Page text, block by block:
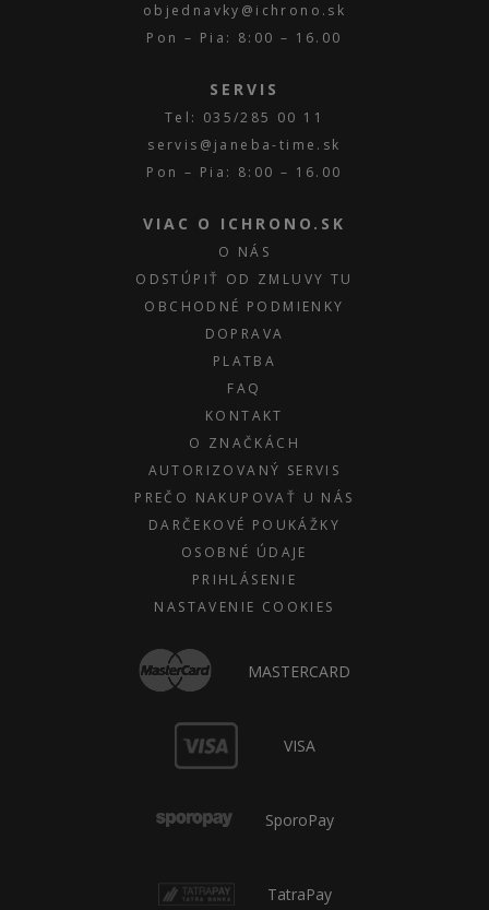
objednavky@ichrono.sk
Pon – Pia: 8:00 – 16.00
SERVIS
Tel: 035/285 00 11
servis@janeba-time.sk
Pon – Pia: 8:00 – 16.00
VIAC O ICHRONO.SK
O NÁS
ODSTÚPIŤ OD ZMLUVY TU
OBCHODNÉ PODMIENKY
DOPRAVA
PLATBA
FAQ
KONTAKT
O ZNAČKÁCH
AUTORIZOVANÝ SERVIS
PREČO NAKUPOVAŤ U NÁS
DARČEKOVÉ POUKÁŽKY
OSOBNÉ ÚDAJE
PRIHLÁSENIE
NASTAVENIE COOKIES
MASTERCARD
VISA
SporoPay
TatraPay